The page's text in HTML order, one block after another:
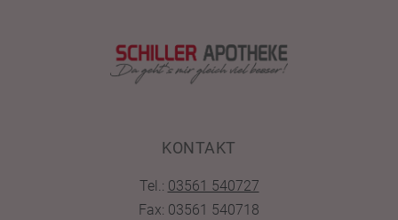
KONTAKT
Tel.: 03561 540727
Fax: 03561 540718